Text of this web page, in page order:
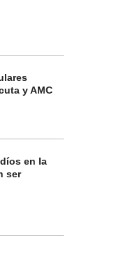
y AMC
en la
ser